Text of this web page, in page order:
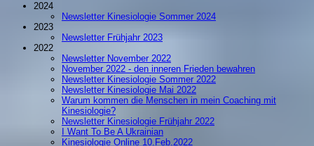
2024
Newsletter Kinesiologie Sommer 2024
2023
Newsletter Frühjahr 2023
2022
Newsletter November 2022
November 2022 - den inneren Frieden bewahren
Newsletter Kinesiologie Sommer 2022
Newsletter Kinesiologie Mai 2022
Warum kommen die Menschen in mein Coaching mit
Kinesiologie?
Newsletter Kinesiologie Frühjahr 2022
I Want To Be A Ukrainian
Kinesiologie Online 10.Feb.2022